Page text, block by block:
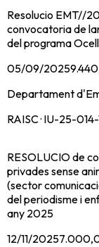
Resolucio EMT//
convocatoria de
del programa
05/09/2025
Departament
RAISC · IU-25-
RESOLUCIO de
privades sense
(sector
del periodisme i
any 2025
12/11/2025